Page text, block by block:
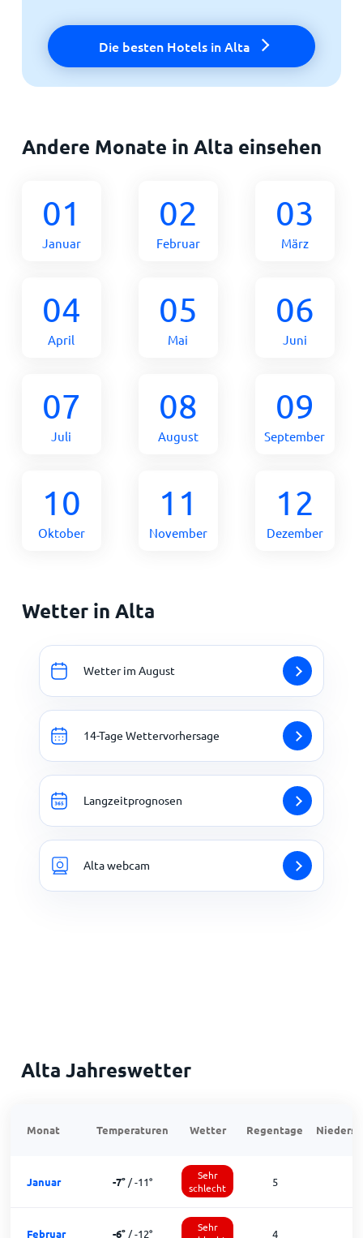
Die besten Hotels in Alta
Andere Monate in Alta einsehen
01
Januar
02
Februar
03
März
04
April
05
Mai
06
Juni
07
Juli
08
August
09
September
10
Oktober
11
November
12
Dezember
Wetter in Alta
Wetter im August
14-Tage Wettervorhersage
Langzeitprognosen
Alta webcam
Alta Jahreswetter
Monat Temperaturen Wetter Regentage
Januar -7° /-11°
Sehr
schlecht
5
Februar -6° /-12°
Sehr
4